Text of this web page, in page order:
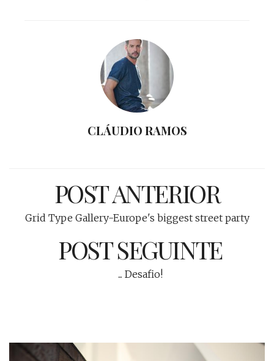
CLÁUDIO RAMOS
POST ANTERIOR
Grid Type Gallery-Europe's biggest street party
POST SEGUINTE
... Desafio!